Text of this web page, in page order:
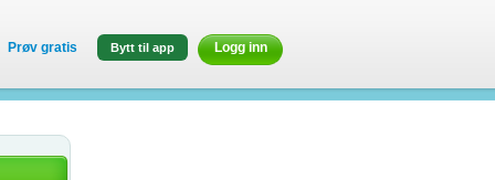
Prøv gratis Bytt til app Logg inn